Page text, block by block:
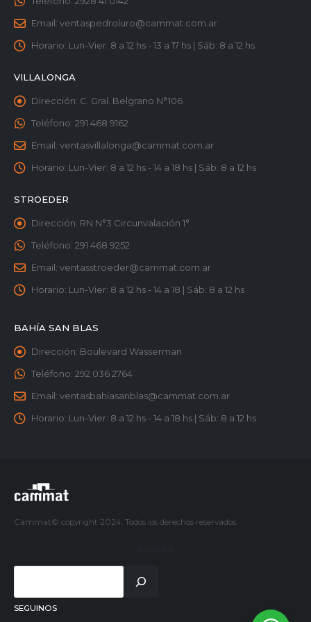
Email: ventaspedroluro@cammat.com.ar
Horario: Lun-Vier: 8 a 12 hs - 13 a 17 hs | Sáb: 8 a 12 hs
VILLALONGA
Dirección: C. Gral. Belgrano N°106
Teléfono: 291 468 9162
Email: ventasvillalonga@cammat.com.ar
Horario: Lun-Vier: 8 a 12 hs - 14 a 18 hs | Sáb: 8 a 12 hs
STROEDER
Dirección: RN N°3 Circunvalación 1°
Teléfono: 291 468 9252
Email: ventasstroeder@cammat.com.ar
Horario: Lun-Vier: 8 a 12 hs - 14 a 18 | Sáb: 8 a 12 hs
BAHÍA SAN BLAS
Dirección: Boulevard Wasserman
Teléfono: 292 036 2764
Email: ventasbahiasanblas@cammat.com.ar
Horario: Lun-Vier: 8 a 12 hs - 14 a 18 hs | Sáb: 8 a 12 hs
Cammat© copyright 2024. Todos los derechos reservados.
SEGUINOS